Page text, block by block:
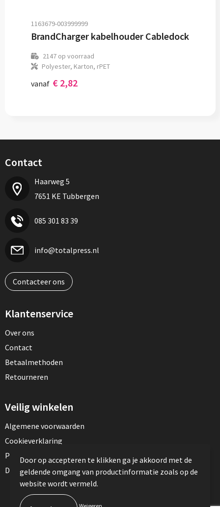
1163679-003999999
BrandCharger kabelhouder Cabledock
2147op voorraad
Polyester, Karton, rPET
vanaf € 2,82
Contact
Haarweg 5
7651 KE Tubbergen
085 301 83 39
info@totalpress.nl
Contacteer ons
Klantenservice
Over ons
Contact
Betaalmethoden
Retourneren
Veilig winkelen
Algemene voorwaarden
Cookieverklaring
Privacyverklaring
Disclaimer
© Copyright TotalPress 2023
Door op accepteren te klikken ga je akkoord met de
geldende omgang van productinformatie zoals op de
website wordt vermeld.